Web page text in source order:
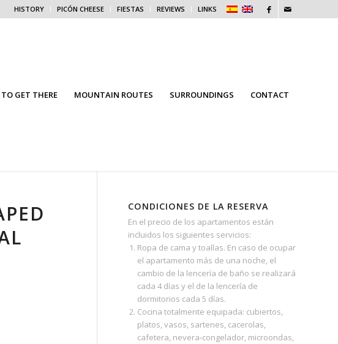
HISTORY PICÓN CHEESE FIESTAS REVIEWS LINKS
GET THERE MOUNTAIN ROUTES SURROUNDINGS CONTACT
CONDICIONES DE LA RESERVA
En el precio de los apartamentos están
incluidos los siguientes servicios:
Ropa de cama y toallas. En caso de ocupar
el apartamento más de una noche, el
cambio de la lencería de baño se realizará
cada 4 días y el de la lencería de
dormitorios cada 5 días.
Cocina totalmente equipada: cubiertos,
platos, vasos, sartenes, cacerolas,
cafetera, nevera‐congelador, microondas,